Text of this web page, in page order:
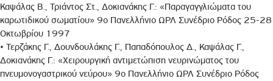
Καψάλας Β., Τριάντος Στ., Δοκιανάκης Γ.: «Παραγαγγλιώματα του
καρωτιδικού σωματίου» 9ο Πανελλήνιο ΩΡΛ Συνέδριο Ρόδος 25-28
Οκτωβρίου 1997
• Τερζάκης Γ., Δουνδουλάκης Γ., Παπαδόπουλος Δ., Καψάλας Γ.,
Δοκιανάκης Γ.: «Χειρουργική αντιμετώπιση νευρινώματoς του
πνευμονογαστρικού νεύρου» 9ο Πανελλήνιο ΩΡΛ Συνέδριο Ρόδος